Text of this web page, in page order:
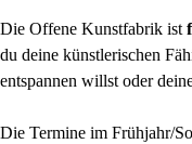
Die Offene Kunstfabrik ist
du deine künstlerischen
entspannen willst oder
Die Termine im Frühjahr/